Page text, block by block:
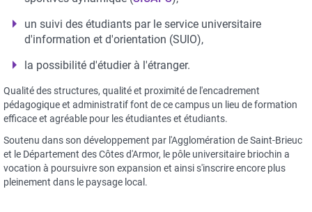
un suivi des étudiants par le service universitaire
d'information et d'orientation (SUIO),
la possibilité d'étudier à l'étranger.
Qualité des structures, qualité et proximité de l'encadrement
pédagogique et administratif font de ce campus un lieu de formation
efficace et agréable pour les étudiantes et étudiants.
Soutenu dans son développement par l'Agglomération de Saint-Brieuc
et le Département des Côtes d'Armor, le pôle universitaire briochin a
vocation à poursuivre son expansion et ainsi s'inscrire encore plus
pleinement dans le paysage local.